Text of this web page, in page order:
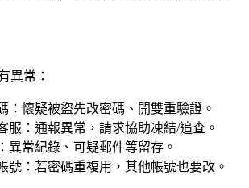
異常：
：懷疑被盜先改密碼、開雙重驗證。
服 ：通報異常，請求協助凍結/追查。
：異常紀錄、可疑郵件等留存。
號 ：若密碼重複用，其他帳號也要改。